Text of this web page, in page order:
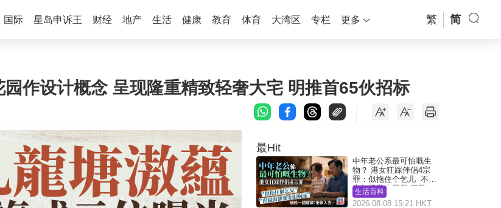
国际 星岛申诉王 财经 地产 生活 健康 教育 体育 大湾区 专栏 更多 繁 简
作设计概念 呈现隆重精致轻奢大宅 明推首65伙招标
最Hit
中年老公系最可怕嘅生
物？ 港女狂踩伴侣4宗
罪：似拖住个乞儿 不解
为何经常去厕所 网民一
语道破
生活百科
2026-08-08 15:21 HKT